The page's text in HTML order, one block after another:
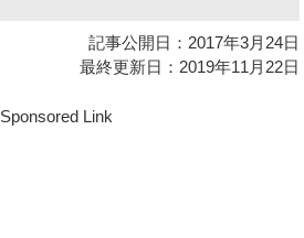
記事公開日：2017年3月24日
最終更新日：2019年11月22日
Sponsored Link